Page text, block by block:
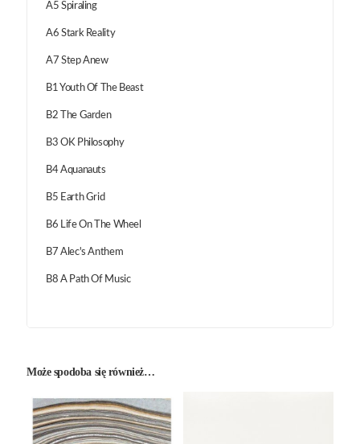
A5 Spiraling
A6 Stark Reality
A7 Step Anew
B1 Youth Of The Beast
B2 The Garden
B3 OK Philosophy
B4 Aquanauts
B5 Earth Grid
B6 Life On The Wheel
B7 Alec's Anthem
B8 A Path Of Music
Może spodoba się również…